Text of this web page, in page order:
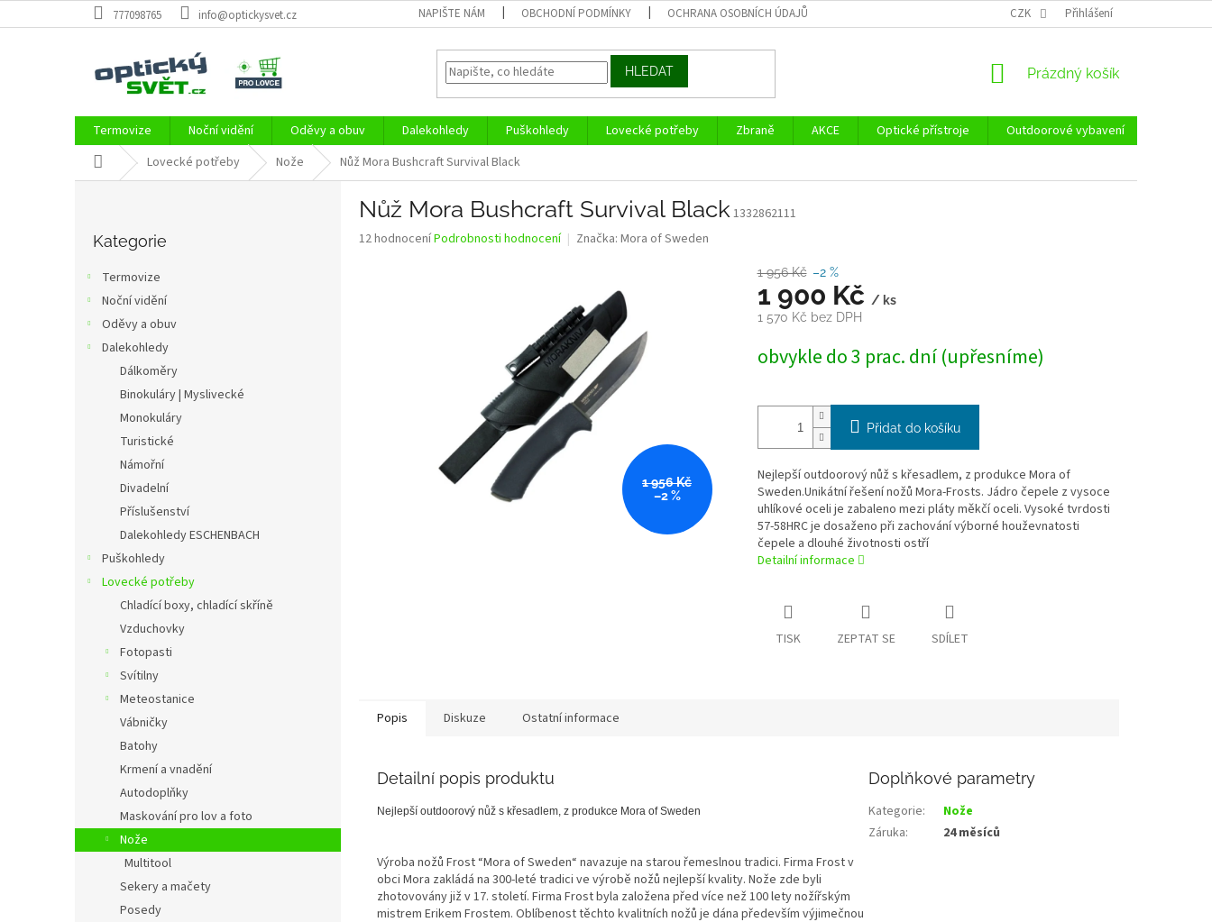
na
777098765 info@optickysvet.cz NAPIŠTE NÁM OBCHODNÍ PODMÍNKY OCHRANA OSOBNÍCH ÚDAJŮ ZÁSADY POUŽÍVÁNÍ SOUBORŮ COOKIES REKLAMAČNÍ ŘÁD -
CZK Přihlášení
HLEDAT
NÁKUPNÍ
Prázdný košík
Termovize Noční vidění Oděvy a obuv Dalekohledy Puškohledy Lovecké potřeby Zbraně AKCE Optické přístroje Outdoorové vybavení
Domů Lovecké potřeby Nože Nůž Mora Bushcraft Survival Black
kategorie
Kategorie
Termovize
Noční vidění
Oděvy a obuv
Dalekohledy
Dálkoměry
Binokuláry | Myslivecké
Monokuláry
Turistické
Námořní
Divadelní
Příslušenství
Dalekohledy ESCHENBACH
Puškohledy
Lovecké potřeby
Chladící boxy, chladící skříně
Vzduchovky
Fotopasti
Svítilny
Meteostanice
Vábničky
Batohy
Krmení a vnadění
Autodoplňky
Maskování pro lov a foto
Nože
Multitool
Sekery a mačety
Posedy
Nůž Mora Bushcraft Survival Black1332862111
Průměrné
12 hodnoceníPodrobnosti hodnocení Značka: Mora of Sweden
1 956 Kč
–2 %
1 956 Kč –2 %
1 900 Kč / ks
1 570 Kč bez DPH
cena:
obvykle do 3 prac. dní (upřesníme)
Přidat do košíku
Nejlepší outdoorový nůž s křesadlem, z produkce Mora of
Sweden.Unikátní řešení nožů Mora-Frosts. Jádro čepele z vysoce
uhlíkové oceli je zabaleno mezi pláty měkčí oceli. Vysoké tvrdosti
57-58HRC je dosaženo při zachování výborné houževnatosti
čepele a dlouhé životnosti ostří
Detailní informace
TISK ZEPTAT SE SDÍLET
Popis Diskuze Ostatní informace
Detailní popis produktu
Nejlepší outdoorový nůž s křesadlem, z produkce Mora of Sweden
Výroba nožů Frost “Mora of Sweden“ navazuje na starou řemeslnou tradici. Firma Frost v
obci Mora zakládá na 300-leté tradici ve výrobě nožů nejlepší kvality. Nože zde byli
zhotovovány již v 17. století. Firma Frost byla založena před více než 100 lety nožířským
mistrem Erikem Frostem. Oblíbenost těchto kvalitních nožů je dána především výjimečnou
Doplňkové parametry
Kategorie:
Nože
Záruka: 24 měsíců